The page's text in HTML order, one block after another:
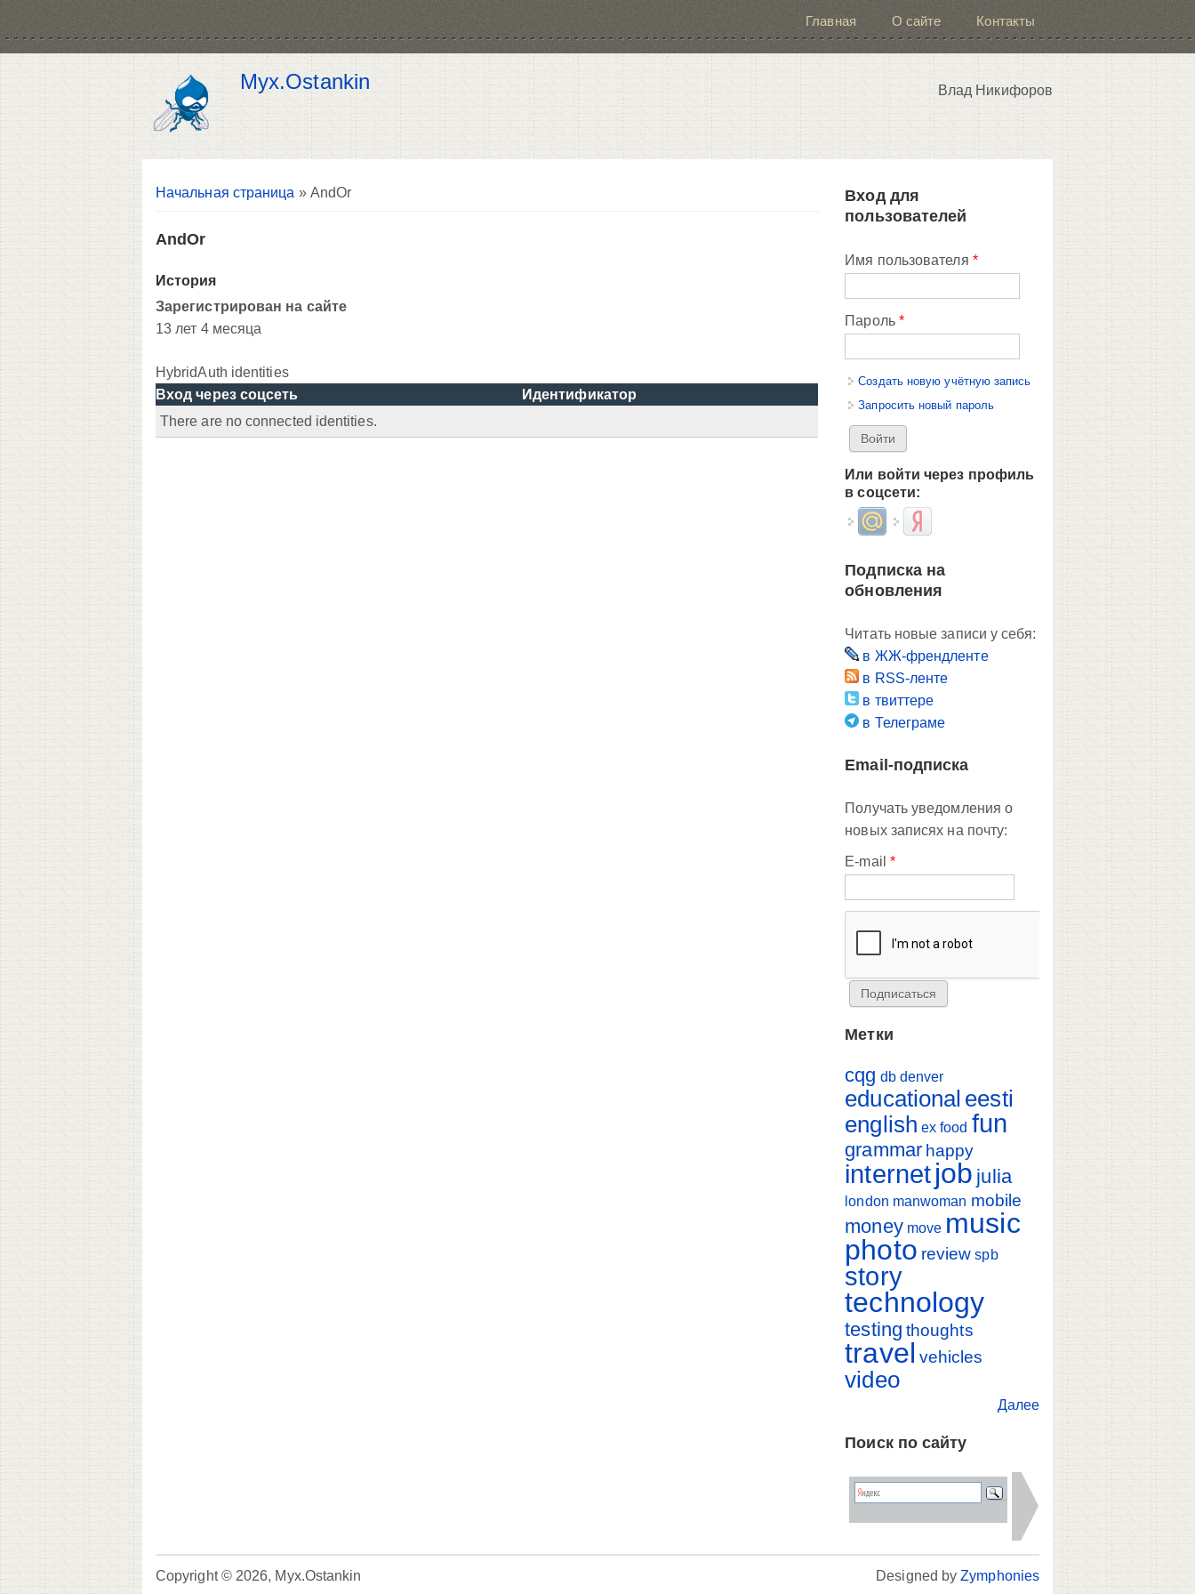
Главная О сайте Контакты
Myx.Ostankin Влад Никифоров
Вы здесь
Начальная страница » AndOr
AndOr
История
Зарегистрирован на сайте
13 лет 4 месяца
HybridAuth identities
Вход через соцсеть
Идентификатор
There are no connected identities.
Вход для
пользователей
Имя пользователя *
Пароль *
Создать новую учётную запись
Запросить новый пароль
Или войти через профиль
в соцсети:
Login with Mail.ruLogin with Яндекс
Подписка на
обновления
Читать новые записи у себя:
в ЖЖ-френдленте
в RSS-ленте
в твиттере
в Телеграме
Email-подписка
Получать уведомления о
новых записях на почту:
E-mail *
Метки
cqg db denver
educational eesti
english ex food fun
grammar happy
internetjob julia
london manwoman mobile
money move music
photo review spb
story
technology
testing thoughts
travel vehicles
video
Далее
Поиск по сайту
Copyright © 2026, Myx.Ostankin Designed byZymphonies